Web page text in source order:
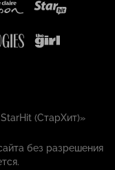
(СтарХит)»
без разрешения